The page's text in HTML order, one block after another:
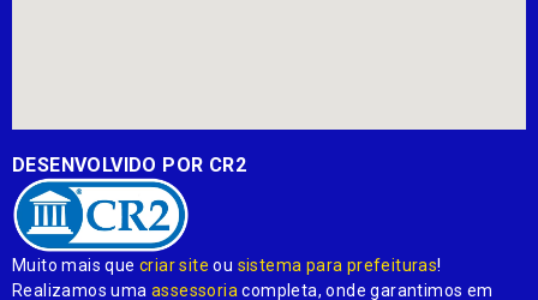
DESENVOLVIDO POR CR2
Muito mais quecriar site ou sistema para prefeituras!
Realizamos umaassessoria completa, onde garantimos em